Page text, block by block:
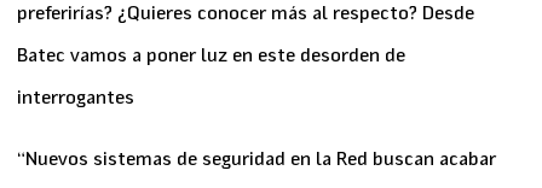
preferirías? ¿Quieres conocer más al respecto? Desde
Batec vamos a poner luz en este desorden de
interrogantes
“Nuevos sistemas de seguridad en la Red buscan acabar